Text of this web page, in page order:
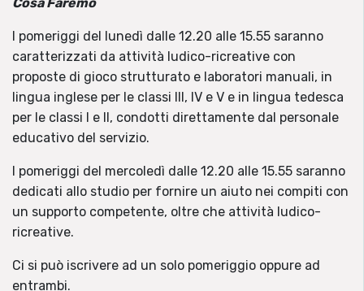
I pomeriggi del lunedì dalle 12.20 alle 15.55 saranno
caratterizzati da attività ludico-ricreative con
proposte di gioco strutturato e laboratori manuali, in
lingua inglese per le classi III, IV e V e in lingua tedesca
per le classi I e II, condotti direttamente dal personale
educativo del servizio.
I pomeriggi del mercoledì dalle 12.20 alle 15.55 saranno
dedicati allo studio per fornire un aiuto nei compiti con
un supporto competente, oltre che attività ludico-
ricreative.
Ci si può iscrivere ad un solo pomeriggio oppure ad
entrambi.